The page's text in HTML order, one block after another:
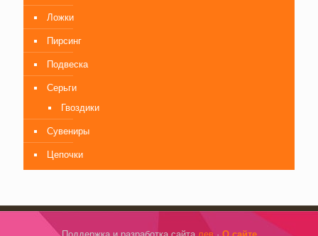
Ложки
Пирсинг
Подвеска
Серьги
Гвоздики
Сувениры
Цепочки